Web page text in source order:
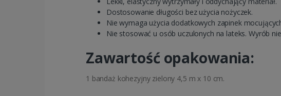
Dostosowanie długości bez użycia nożyczek.
Nie wymaga użycia dodatkowych zapinek
Nie stosować u osób uczulonych na lateks. Wyrób
Zawartość opakowania:
1 bandaż kohezyjny zielony 4,5 m x 10 cm.